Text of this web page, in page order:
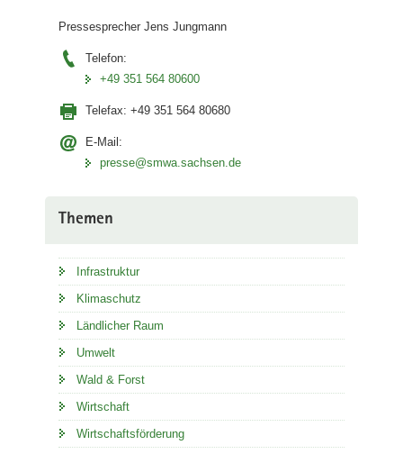
Pressesprecher Jens Jungmann
Telefon:
+49 351 564 80600
Telefax: +49 351 564 80680
E-Mail:
presse@smwa.sachsen.de
Themen
Infrastruktur
Klimaschutz
Ländlicher Raum
Umwelt
Wald & Forst
Wirtschaft
Wirtschaftsförderung